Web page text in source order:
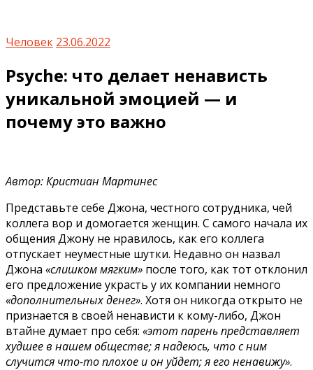
Человек 23.06.2022
Psyche: что делает ненависть
уникальной эмоцией — и
почему это важно
Автор: Кристиан Мартинес
Представьте себе Джона, честного сотрудника, чей
коллега вор и домогается женщин. С самого начала их
общения Джону не нравилось, как его коллега
отпускает неуместные шутки. Недавно он назвал
Джона «слишком мягким» после того, как тот отклонил
его предложение украсть у их компании немного
«дополнительных денег». Хотя он никогда открыто не
признается в своей ненависти к кому-либо, Джон
втайне думает про себя: «этот парень представляет
худшее в нашем обществе; я надеюсь, что с ним
случится что-то плохое и он уйдет; я его ненавижу».